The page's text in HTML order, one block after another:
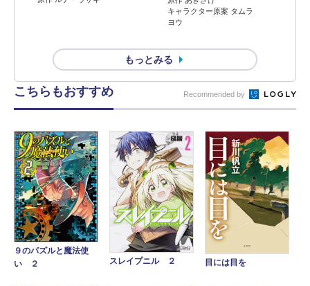
キャラクター原案 タムラ
ヨウ
もっとみる
こちらもおすすめ Recommended by
９のパズルと魔法使
い ２
スレイプニル ２ 目には目を